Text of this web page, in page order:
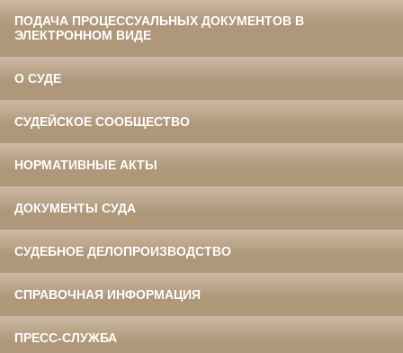
ПОДАЧА ПРОЦЕССУАЛЬНЫХ ДОКУМЕНТОВ В
ЭЛЕКТРОННОМ ВИДЕ
О СУДЕ
СУДЕЙСКОЕ СООБЩЕСТВО
НОРМАТИВНЫЕ АКТЫ
ДОКУМЕНТЫ СУДА
СУДЕБНОЕ ДЕЛОПРОИЗВОДСТВО
СПРАВОЧНАЯ ИНФОРМАЦИЯ
ПРЕСС-СЛУЖБА